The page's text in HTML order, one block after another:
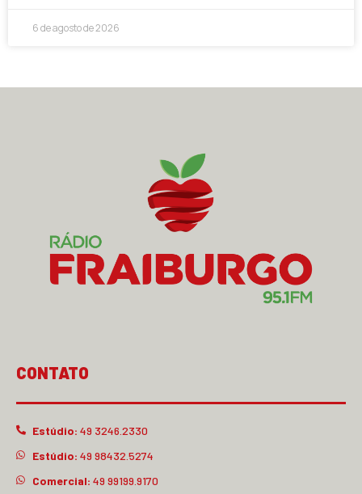
6 de agosto de 2026
CONTATO
Estúdio: 49 3246.2330
Estúdio: 49 98432.5274
Comercial: 49 99199.9170